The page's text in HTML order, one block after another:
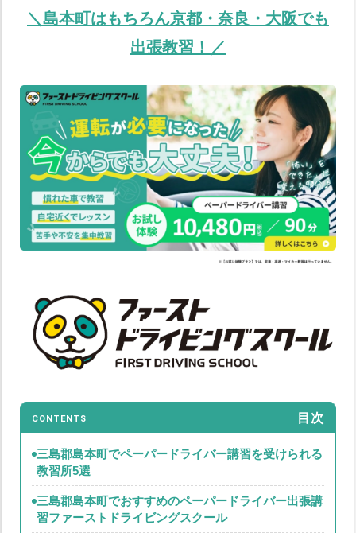
＼島本町はもちろん京都・奈良・大阪でも
出張教習！／
CONTENTS 目次
三島郡島本町でペーパードライバー講習を受けられる
教習所5選
三島郡島本町でおすすめのペーパードライバー出張講
習ファーストドライビングスクール